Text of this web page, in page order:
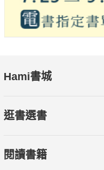
Hami書城
逛書選書
閱讀書籍